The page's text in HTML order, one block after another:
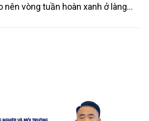
nên vòng tuần hoàn xanh ở làng
cau đã được thị trường trong nước